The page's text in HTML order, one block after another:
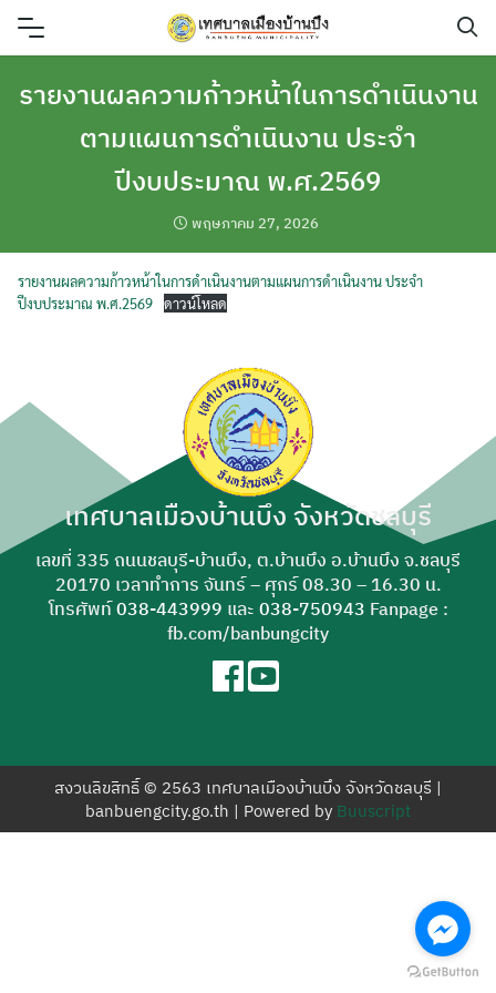
Skip
สำหรับ:
รายงานผลความก้าวหน้าในการดำเนินงาน
ตามแผนการดำเนินงาน ประจำ
ปีงบประมาณ พ.ศ.2569
พฤษภาคม 27, 2026
รายงานผลความก้าวหน้าในการดำเนินงานตามแผนการดำเนินงาน ประจำ
ปีงบประมาณ พ.ศ.2569 ดาวน์โหลด
เทศบาลเมืองบ้านบึง จังหวัดชลบุรี
เลขที่ 335 ถนนชลบุรี-บ้านบึง, ต.บ้านบึง อ.บ้านบึง จ.ชลบุรี
20170 เวลาทำการ จันทร์ – ศุกร์ 08.30 – 16.30 น.
โทรศัพท์038-443999 และ 038-750943 Fanpage :
fb.com/banbungcity
สงวนลิขสิทธิ์ © 2563 เทศบาลเมืองบ้านบึง จังหวัดชลบุรี |
banbuengcity.go.th | Powered by Buuscript